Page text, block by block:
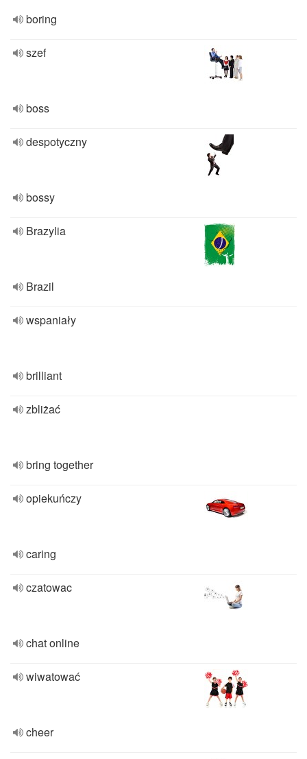
boring
szef
boss
despotyczny
bossy
Brazylia
Brazil
wspaniały
brilliant
zbliżać
bring together
opiekuńczy
caring
czatowac
chat online
wiwatować
cheer